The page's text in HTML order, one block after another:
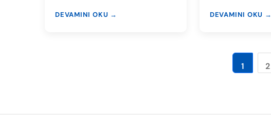
DEVAMINI OKU → DEVAMINI OKU →
1 2